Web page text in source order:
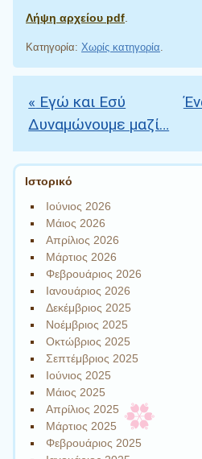
Λήψη αρχείου pdf
Κατηγορία: Χωρίς κατηγορία.
Πλοήγηση
« Εγώ και Εσύ
Δυναμώνουμε μαζί…
Ιστορικό
Ιούνιος 2026
Μάιος 2026
Απρίλιος 2026
Μάρτιος 2026
Φεβρουάριος 2026
Ιανουάριος 2026
Δεκέμβριος 2025
Νοέμβριος 2025
Οκτώβριος 2025
Σεπτέμβριος 2025
Ιούνιος 2025
Μάιος 2025
Απρίλιος 2025
Μάρτιος 2025
Φεβρουάριος 2025